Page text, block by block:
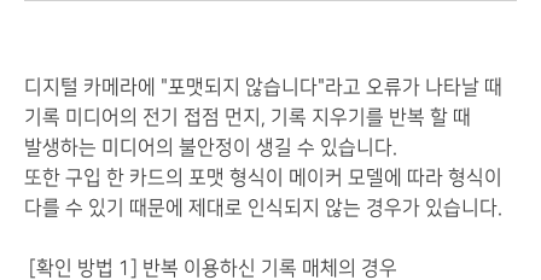
디지털 카메라에 "포맷되지 않습니다"라고 오류가 나타날 때
기록 미디어의 전기 접점 먼지, 기록 지우기를 반복 할 때
발생하는 미디어의 불안정이 생길 수 있습니다.
또한 구입 한 카드의 포맷 형식이 메이커 모델에 따라 형식이
다를 수 있기 때문에 제대로 인식되지 않는 경우가 있습니다.
[확인 방법 1] 반복 이용하신 기록 매체의 경우